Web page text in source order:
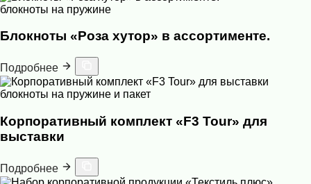
блокноты на пружине
Блокноты «Роза хутор» в ассортименте.
Подробнее
блокноты на пружине и пакет
Корпоративный комплект «F3 Tour» для
выставки
Подробнее